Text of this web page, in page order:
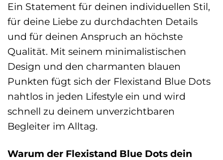
Ein Statement für deinen individuellen Stil,
für deine Liebe zu durchdachten Details
und für deinen Anspruch an höchste
Qualität. Mit seinem minimalistischen
Design und den charmanten blauen
Punkten fügt sich der Flexistand Blue Dots
nahtlos in jeden Lifestyle ein und wird
schnell zu deinem unverzichtbaren
Begleiter im Alltag.
Warum der Flexistand Blue Dots dein